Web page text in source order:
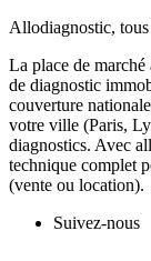
Allodiagnostic,
La place de
de diagnostic
couverture
votre ville (Paris,
diagnostics. Avec
technique complet
(vente ou location).
Suivez-nous